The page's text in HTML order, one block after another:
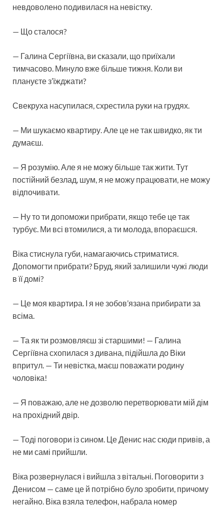
невдоволено подивилася на невістку.
— Що сталося?
— Галина Сергіївна, ви сказали, що приїхали
тимчасово. Минуло вже більше тижня. Коли ви
плануєте з’їжджати?
Свекруха насупилася, схрестила руки на грудях.
— Ми шукаємо квартиру. Але це не так швидко, як ти
думаєш.
— Я розумію. Але я не можу більше так жити. Тут
постійний безлад, шум, я не можу працювати, не можу
відпочивати.
— Ну то ти допоможи прибрати, якщо тебе це так
турбує. Ми всі втомилися, а ти молода, впораєшся.
Віка стиснула губи, намагаючись стриматися.
Допомогти прибрати? Бруд, який залишили чужі люди
в її домі?
— Це моя квартира. І я не зобов’язана прибирати за
всіма.
— Та як ти розмовляєш зі старшими! — Галина
Сергіївна схопилася з дивана, підійшла до Віки
впритул. — Ти невістка, маєш поважати родину
чоловіка!
— Я поважаю, але не дозволю перетворювати мій дім
на прохідний двір.
— Тоді поговори із сином. Це Денис нас сюди привів, а
не ми самі прийшли.
Віка розвернулася і вийшла з вітальні. Поговорити з
Денисом — саме це й потрібно було зробити, причому
негайно. Віка взяла телефон, набрала номер